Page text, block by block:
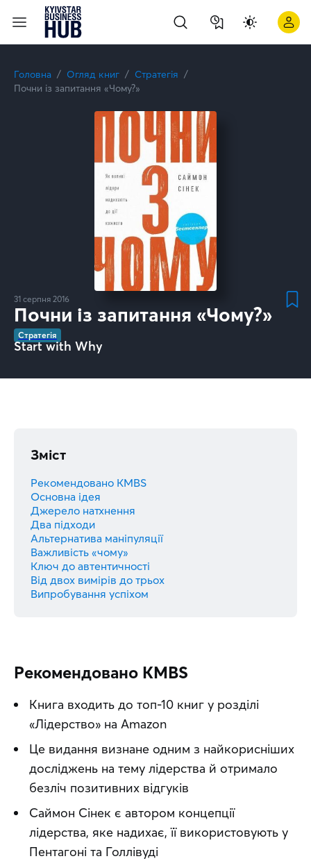
Головна Огляд книг
Стратегія
Почни із запитання «Чому?»
31 серпня 2016
Почни із запитання «Чому?»
Стратегія
Start with Why
Зміст
Рекомендовано KMBS
Основна ідея
Джерело натхнення
Два підходи
Альтернатива маніпуляції
Важливість «чому»
Ключ до автентичності
Від двох вимірів до трьох
Випробування успіхом
Рекомендовано KMBS
Книга входить до топ-10 книг у розділі
«Лідерство» на Amazon
Це видання визнане одним з найкорисніших
досліджень на тему лідерства й отримало
безліч позитивних відгуків
Саймон Сінек є автором концепції
лідерства, яке надихає, її використовують у
Пентагоні та Голлівуді